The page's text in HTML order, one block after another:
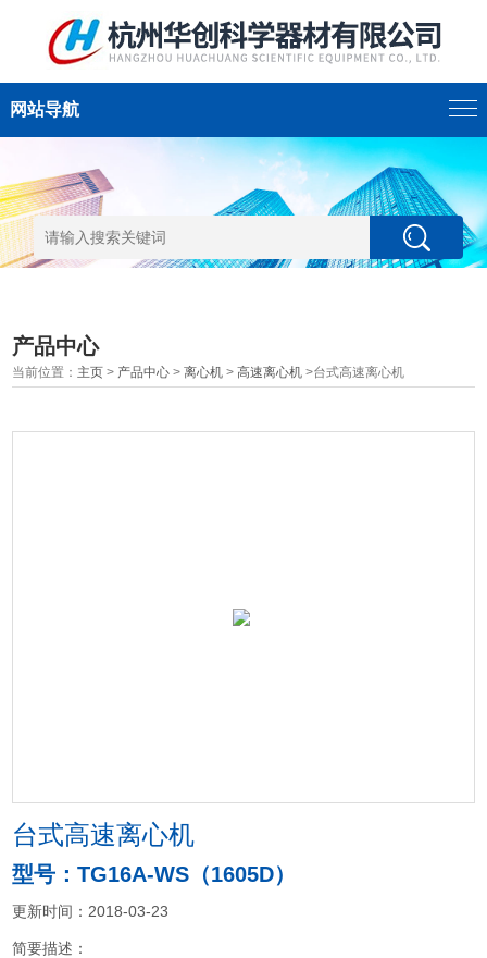
网站导航
产品中心
当前位置： 主页 > 产品中心 >离心机 >高速离心机 >台式高速离心机
台式高速离心机
型号：TG16A-WS（1605D）
更新时间：2018-03-23
简要描述：